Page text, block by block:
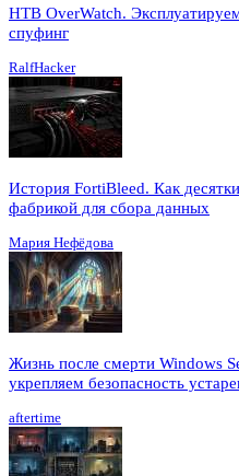
HTB OverWatch.
спуфинг
RalfHacker
История FortiBleed. Как
фабрикой для сбора данных
Мария Нефёдова
Жизнь после смерти Windows
укрепляем безопасность
aftertime